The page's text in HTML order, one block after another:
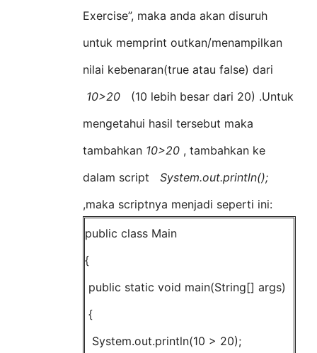
Exercise”, maka anda akan disuruh
untuk memprint outkan/menampilkan
nilai kebenaran(true atau false) dari
10>20 (10 lebih besar dari 20) .Untuk
mengetahui hasil tersebut maka
tambahkan 10>20 , tambahkan ke
dalam script System.out.println();
,maka scriptnya menjadi seperti ini:
public class Main
{
public static void main(String[] args)
{
System.out.println(10 > 20);